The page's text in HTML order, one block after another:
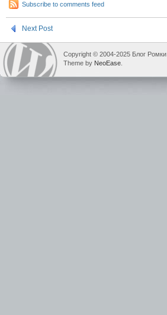
Subscribe to comments feed
Next Post
Copyright © 2004-2025 Блог Ромки
Theme by NeoEase